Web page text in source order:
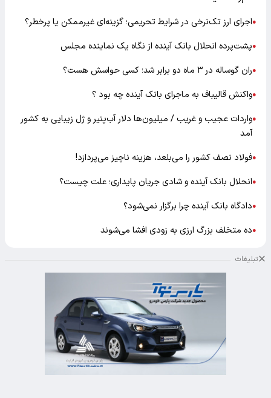
●اجرای ارز تک‌نرخی در شرایط تحریمی؛ گزینه‌ای غیرممکن یا پرخطر؟
●پشت‌پرده انحلال بانک آینده از نگاه یک نماینده مجلس
●ران گوساله در ۳ ماه دو برابر شد؛ کسی حواسش هست؟
●واکنش قالیباف به ماجرای بانک آینده چه بود ؟
●واردات عجیب و غریب / میلیون‌ها دلار آب‌پنیر و ژل زیبایی به کشور
آمد
●فولاد نصف کشور را می‌بلعد، هزینه ناچیز می‌پردازد!
●انحلال بانک آینده و شادی جریان پایداری؛ علت چیست؟
●دادگاه بانک آینده چرا برگزار نمی‌شود؟
●ده متخلف بزرگ ارزی به زودی افشا می‌شوند
تبلیغات